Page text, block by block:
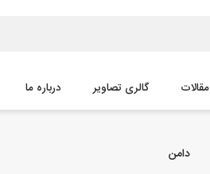
مقالات گالری تصاویر درباره ما
دامن